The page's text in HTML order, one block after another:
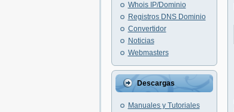
Whois IP/Dominio
Registros DNS Dominio
Convertidor
Noticias
Webmasters
Descargas
Manuales y Tutoriales